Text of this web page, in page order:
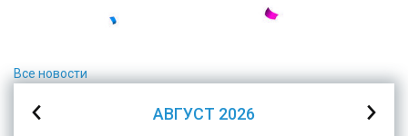
Все новости
АВГУСТ 2026